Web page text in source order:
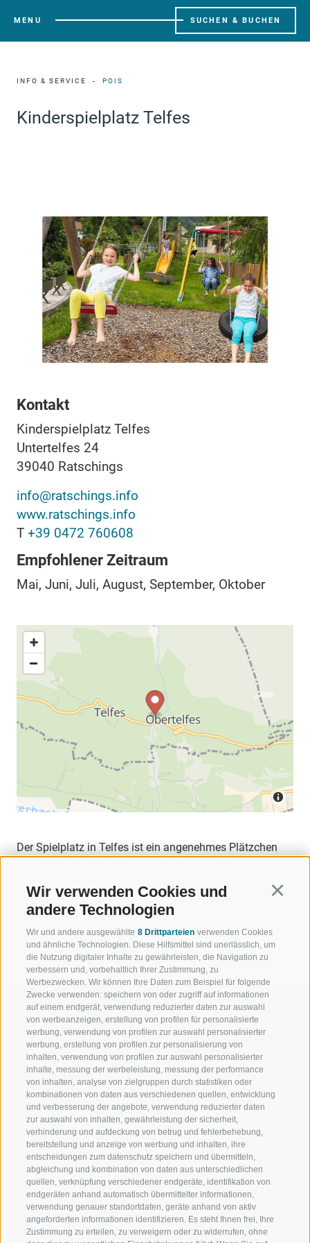
Wir verwenden Cookies und
andere Technologien
Wir und andere ausgewählte 8 Drittparteien verwenden Cookies
und ähnliche Technologien. Diese Hilfsmittel sind unerlässlich, um
die Nutzung digitaler Inhalte zu gewährleisten, die Navigation zu
verbessern und, vorbehaltlich Ihrer Zustimmung, zu
Werbezwecken. Wir können Ihre Daten zum Beispiel für folgende
Zwecke verwenden: speichern von oder zugriff auf informationen
auf einem endgerät, verwendung reduzierter daten zur auswahl
von werbeanzeigen, erstellung von profilen für personalisierte
werbung, verwendung von profilen zur auswahl personalisierter
werbung, erstellung von profilen zur personalisierung von
inhalten, verwendung von profilen zur auswahl personalisierter
inhalte, messung der werbeleistung, messung der performance
von inhalten, analyse von zielgruppen durch statistiken oder
kombinationen von daten aus verschiedenen quellen, entwicklung
und verbesserung der angebote, verwendung reduzierter daten
zur auswahl von inhalten, gewährleistung der sicherheit,
verhinderung und aufdeckung von betrug und fehlerbehebung,
bereitstellung und anzeige von werbung und inhalten, ihre
entscheidungen zum datenschutz speichern und übermitteln,
abgleichung und kombination von daten aus unterschiedlichen
quellen, verknüpfung verschiedener endgeräte, identifikation von
endgeräten anhand automatisch übermittelter informationen,
verwendung genauer standortdaten, geräte anhand von aktiv
angeforderten informationen identifizieren. Es steht Ihnen frei, Ihre
Zustimmung zu erteilen, zu verweigern oder zu widerrufen, ohne
MENU SUCHEN & BUCHEN
INFO & SERVICE POIS
Kinderspielplatz Telfes
Kontakt
Kinderspielplatz Telfes
Untertelfes 24
39040 Ratschings
info@ratschings.info
www.ratschings.info
T +39 0472 760608
Empfohlener Zeitraum
Mai, Juni, Juli, August, September, Oktober
Der Spielplatz in Telfes ist ein angenehmes Plätzchen
ZURÜCK
WILLKOMMEN IN DER
FERIENREGION RATSCHINGS
JAUFENTAL
RATSCHINGS
RIDNAUNTAL
BERGBAHNEN
SKISCHULE RATSCHINGS
SPORT UND
MENGE
SKIFAHREN
WANDERN
HOCHALPINE
BIKEN
LANGLAUFEN